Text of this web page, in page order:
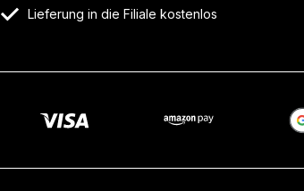
Lieferung in die Filiale kostenlos